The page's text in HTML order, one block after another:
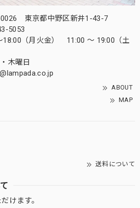
0026 東京都中野区新井1-43-7
5053
18:00（月火金） 11:00 ～ 19:00（土
木曜日
ABOUT
MAP
送料について
けます。